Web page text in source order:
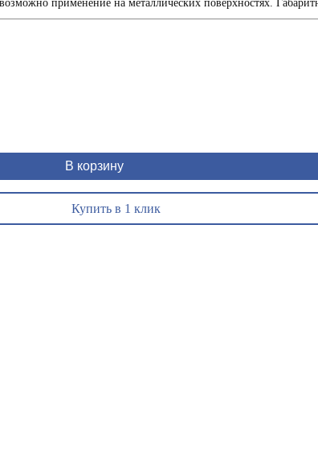
применение на металлических поверхностях.
В корзину
Купить в 1 клик